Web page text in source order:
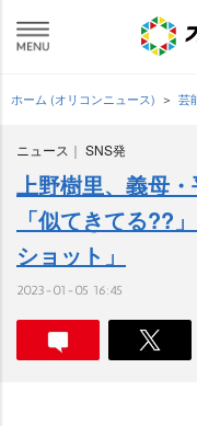
ホーム (オリコンニュース) 芸
ニュース SNS発
上野樹里、義母
「似てきてる??
ショット」
2023-01-05 16:45